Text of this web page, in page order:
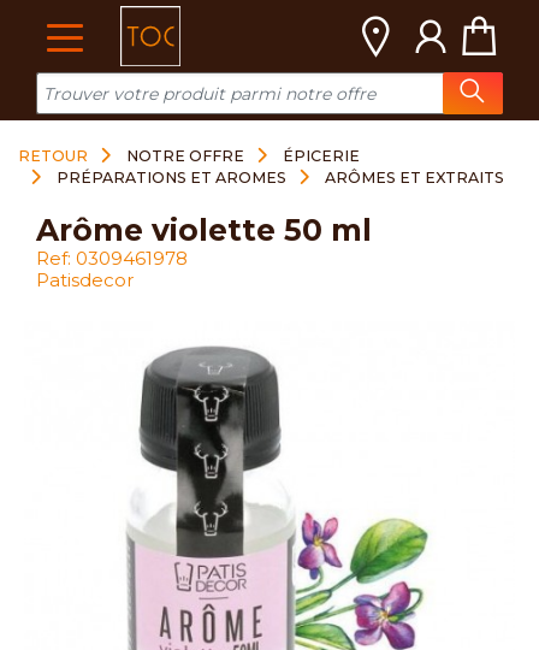
RETOUR NOTRE OFFRE
ÉPICERIE
PRÉPARATIONS ET AROMES
ARÔMES ET EXTRAITS
arôme violette 50 ml
Ref: 0309461978
Patisdecor
Cookies management panel